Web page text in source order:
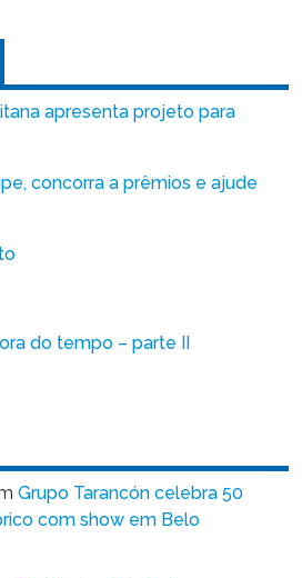
apresenta projeto para
concorra a prêmios e ajude
do tempo – parte II
Grupo Tarancón celebra 50
com show em Belo